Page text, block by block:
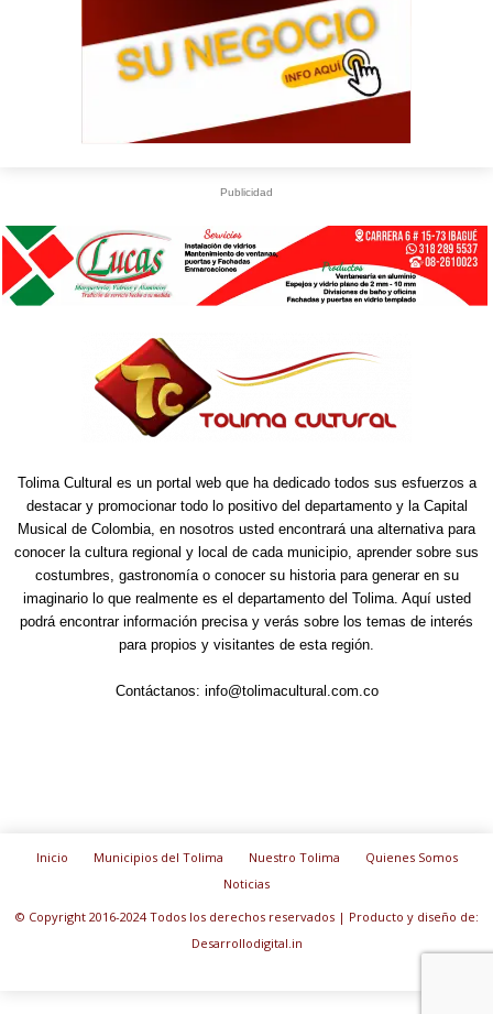
Publicidad
Tolima Cultural es un portal web que ha dedicado todos sus esfuerzos a
destacar y promocionar todo lo positivo del departamento y la Capital
Musical de Colombia, en nosotros usted encontrará una alternativa para
conocer la cultura regional y local de cada municipio, aprender sobre sus
costumbres, gastronomía o conocer su historia para generar en su
imaginario lo que realmente es el departamento del Tolima. Aquí usted
podrá encontrar información precisa y verás sobre los temas de interés
para propios y visitantes de esta región.
Contáctanos: info@tolimacultural.com.co
Inicio Municipios del Tolima Nuestro Tolima
Quienes Somos
Noticias
© Copyright 2016-2024 Todos los derechos reservados | Producto y diseño de:
Desarrollodigital.in